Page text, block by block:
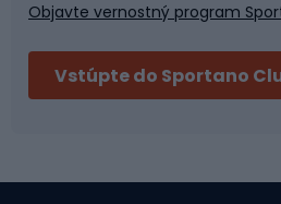
Bushcraft
Bikepacking
Fitness a posilňovňa
Cyklistické prilby
Objavte vernostný program
Vstúpte do Sportano